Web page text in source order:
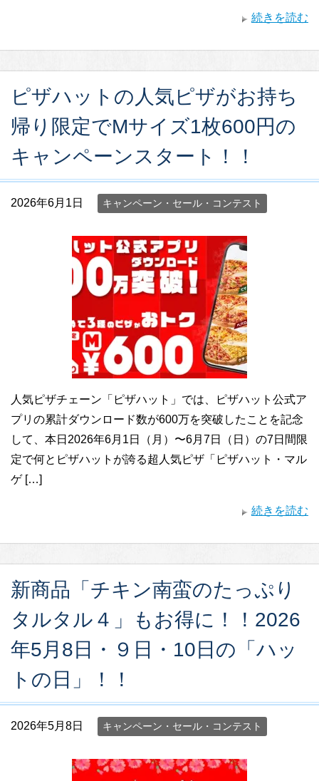
続きを読む
ピザハットの人気ピザがお持ち
帰り限定でMサイズ1枚600円の
キャンペーンスタート！！
2026年6月1日 キャンペーン・セール・コンテスト
人気ピザチェーン「ピザハット」では、ピザハット公式ア
プリの累計ダウンロード数が600万を突破したことを記念
して、本日2026年6月1日（月）〜6月7日（日）の7日間限
定で何とピザハットが誇る超人気ピザ「ピザハット・マル
ゲ […]
続きを読む
新商品「チキン南蛮のたっぷり
タルタル４」もお得に！！2026
年5月8日・９日・10日の「ハッ
トの日」！！
2026年5月8日 キャンペーン・セール・コンテスト